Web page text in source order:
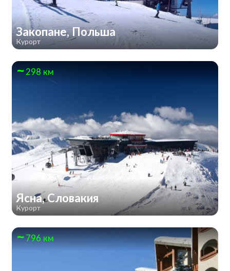
Закопане, Польша
Курорт
298 км
Ясна, Словакия
Курорт
796 км